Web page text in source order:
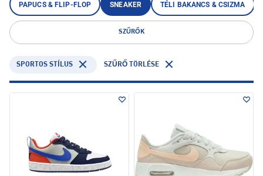
PAPUCS & FLIP-FLOP SNEAKER TÉLI BAKANCS & CSIZMA
SZŰRŐK
SPORTOS STÍLUS SZŰRŐ TÖRLÉSE